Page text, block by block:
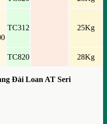
TC312
25Kg
TC820 28Kg
Đài Loan AT Seri